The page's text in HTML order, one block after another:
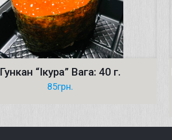
Гункан “Ікура” Вага: 40 г.
85грн.